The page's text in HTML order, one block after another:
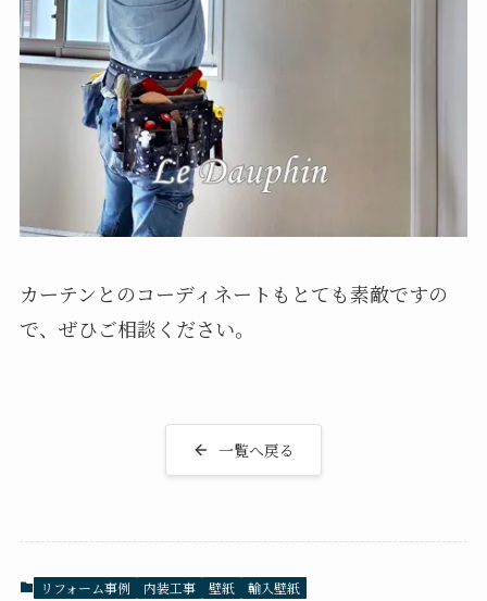
カーテンとのコーディネートもとても素敵ですの
で、ぜひご相談ください。
一覧へ戻る
リフォーム事例 内装工事 壁紙 輸入壁紙